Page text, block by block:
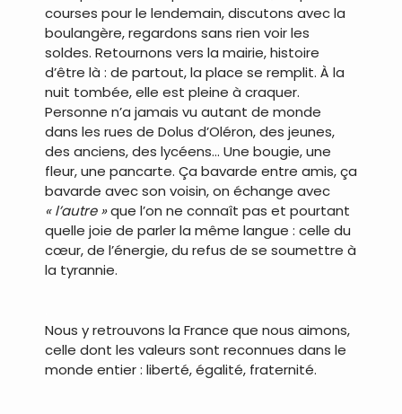
courses pour le lendemain, discutons avec la
boulangère, regardons sans rien voir les
soldes. Retournons vers la mairie, histoire
d’être là : de partout, la place se remplit. À la
nuit tombée, elle est pleine à craquer.
Personne n’a jamais vu autant de monde
dans les rues de Dolus d’Oléron, des jeunes,
des anciens, des lycéens… Une bougie, une
fleur, une pancarte. Ça bavarde entre amis, ça
bavarde avec son voisin, on échange avec
« l’autre »que l’on ne connaît pas et pourtant
quelle joie de parler la même langue : celle du
cœur, de l’énergie, du refus de se soumettre à
la tyrannie.
Nous y retrouvons la France que nous aimons,
celle dont les valeurs sont reconnues dans le
monde entier : liberté, égalité, fraternité.